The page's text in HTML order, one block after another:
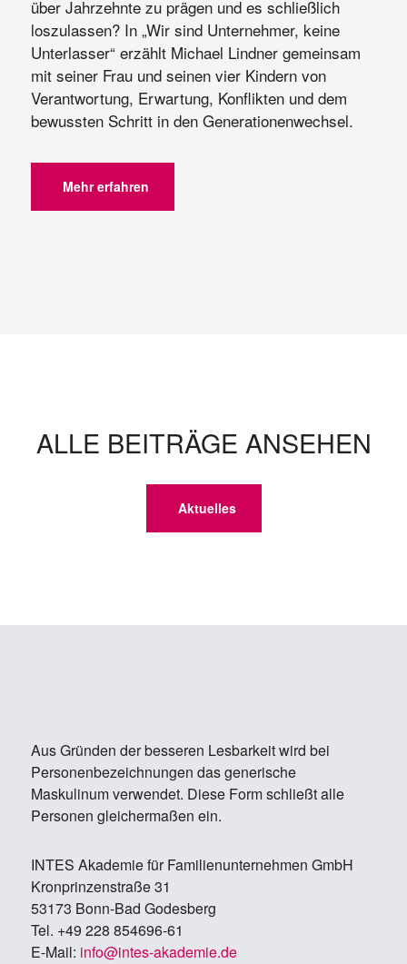
über Jahrzehnte zu prägen und es schließlich
loszulassen? In „Wir sind Unternehmer, keine
Unterlasser“ erzählt Michael Lindner gemeinsam
mit seiner Frau und seinen vier Kindern von
Verantwortung, Erwartung, Konflikten und dem
bewussten Schritt in den Generationenwechsel.
Mehr erfahren
ALLE BEITRÄGE ANSEHEN
Aktuelles
Aus Gründen der besseren Lesbarkeit wird bei
Personenbezeichnungen das generische
Maskulinum verwendet. Diese Form schließt alle
Personen gleichermaßen ein.
IN­TES Aka­de­mie für Fa­mi­li­en­un­ter­neh­men GmbH
Kron­prin­zen­stra­ße 31
53173 Bonn-Bad Go­des­berg
Tel. +49 228 854696-61
E-Mail: info@in­tes-aka­de­mie.de